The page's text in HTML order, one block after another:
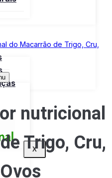
X
do Macarrão de Trigo, Cru,
nutricional
Trigo, Cru,